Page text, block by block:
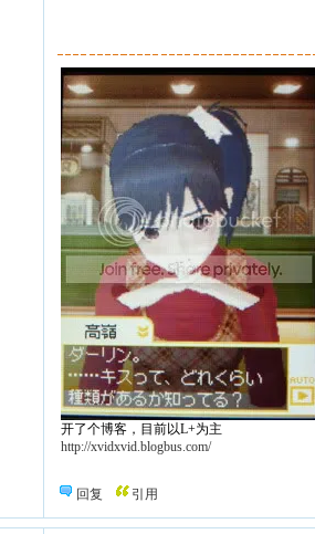
开了个博客，目前以L+为主
http://xvidxvid.blogbus.com/
回复 引用